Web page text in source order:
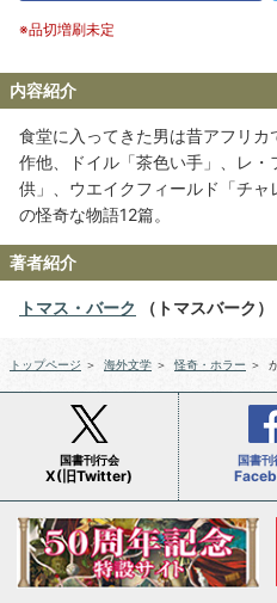
※品切増刷未定
内容紹介
食堂に入ってきた男は昔アフリ
作他、ドイル「茶色い手」、レ
供」、ウエイクフィールド「チ
の怪奇な物語12篇。
著者紹介
トマス・バーク （トマスバーク）
トップページ ＞ 海外文学 ＞ 怪奇・ホラー ＞
国書刊行会
X(旧Twitter)
国書刊